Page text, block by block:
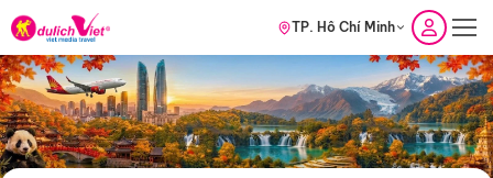
TP. Hồ Chí Minh